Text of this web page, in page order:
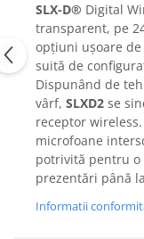
SLX-D® Digital
transparent, pe
opțiuni ușoare
suită de
Dispunând de
vârf, SLXD2 se
receptor
microfoane
potrivită pentru o
prezentări până
Informatii